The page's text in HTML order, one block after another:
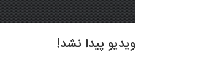
ویدیو پیدا نشد!